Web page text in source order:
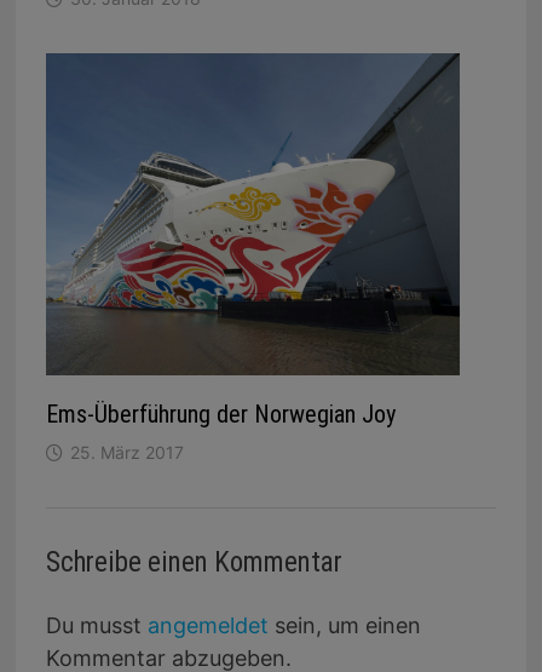
Ems-Überführung der Norwegian Joy
25. März 2017
Schreibe einen Kommentar
Du musst angemeldet sein, um einen
Kommentar abzugeben.